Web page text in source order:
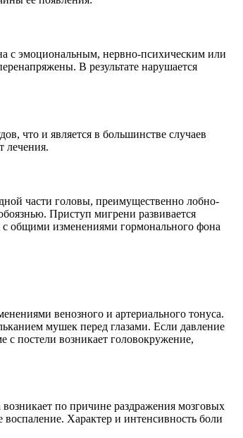
с эмоциональным, нервно-психическим или
В результате нарушается
что и является в большинстве случаев
лечения.
части головы, преимущественно лобно-
Приступ мигрени развивается
с общими изменениями гормонального фона
венозного и артериального тонуса.
мушек перед глазами. Если давление
с постели возникает головокружение,
по причине раздражения мозговых
Характер и интенсивность боли